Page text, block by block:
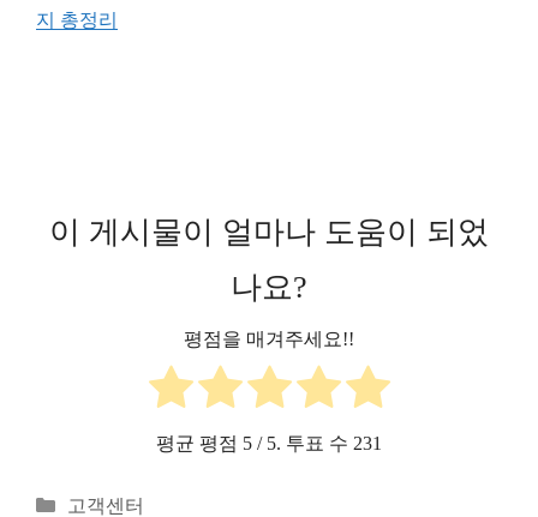
지 총정리
이 게시물이 얼마나 도움이 되었
나요?
평점을 매겨주세요!!
평균 평점 5 / 5. 투표 수 231
카
고객센터